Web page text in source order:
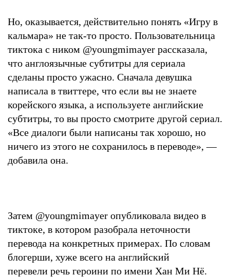
Но, оказывается, действительно понять «Игру в
кальмара» не так-то просто. Пользовательница
тиктока с ником @youngmimayer рассказала,
что англоязычные субтитры для сериала
сделаны просто ужасно. Сначала девушка
написала в твиттере, что если вы не знаете
корейского языка, а используете английские
субтитры, то вы просто смотрите другой сериал.
«Все диалоги были написаны так хорошо, но
ничего из этого не сохранилось в переводе», —
добавила она.
Затем @youngmimayer опубликовала видео в
тиктоке, в котором разобрала неточности
перевода на конкретных примерах. По словам
блогерши, хуже всего на английский
перевели речь героини по имени Хан Ми Нё.